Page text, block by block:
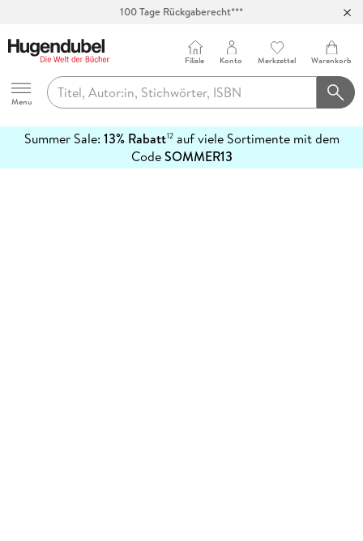
100 Tage Rückgaberecht***
Hugendubel
Menu
Filiale Konto Merkzettel Warenkorb
Summer Sale: 13% Rabatt12auf viele Sortimente mit dem
CodeSOMMER13
erfahren